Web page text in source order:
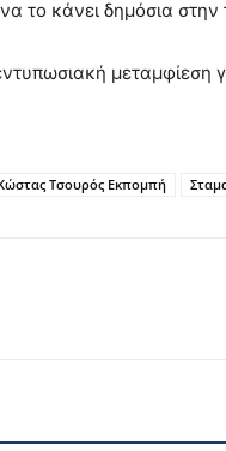
το κάνει δημόσια στην
μεταμφίεση
Τσουρός Εκπομπή